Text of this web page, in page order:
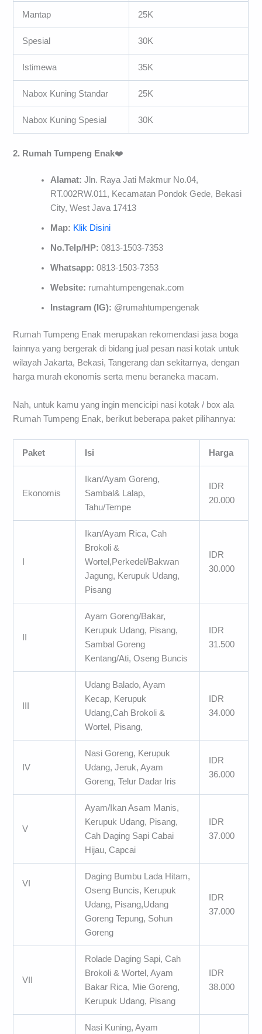
Mantap 25K
Spesial 30K
Istimewa 35K
Nabox Kuning Standar 25K
Nabox Kuning Spesial 30K
2. Rumah Tumpeng Enak❤️
Alamat:Jln. Raya Jati Makmur No.04,
RT.002RW.011, Kecamatan Pondok Gede, Bekasi
City, West Java 17413
Map: Klik Disini
No.Telp/HP:0813-1503-7353
Whatsapp:0813-1503-7353
Website: rumahtumpengenak.com
Instagram (IG): @rumahtumpengenak
Rumah Tumpeng Enak merupakan rekomendasi jasa boga
lainnya yang bergerak di bidang jual pesan nasi kotak untuk
wilayah Jakarta, Bekasi, Tangerang dan sekitarnya, dengan
harga murah ekonomis serta menu beraneka macam.
Nah, untuk kamu yang ingin mencicipi nasi kotak / box ala
Rumah Tumpeng Enak, berikut beberapa paket pilihannya:
Paket Isi Harga
Ekonomis
Ikan/Ayam Goreng,
Sambal& Lalap,
Tahu/Tempe
IDR
20.000
Ikan/Ayam Rica, Cah
Brokoli &
Wortel,Perkedel/Bakwan
Jagung, Kerupuk Udang,
Pisang
IDR
30.000
Ayam Goreng/Bakar,
Kerupuk Udang, Pisang,
Sambal Goreng
Kentang/Ati, Oseng Buncis
IDR
31.500
Udang Balado, Ayam
Kecap, Kerupuk
Udang,Cah Brokoli &
Wortel, Pisang,
IDR
34.000
IV
Nasi Goreng, Kerupuk
Udang, Jeruk, Ayam
Goreng, Telur Dadar Iris
IDR
36.000
V
Ayam/Ikan Asam Manis,
Kerupuk Udang, Pisang,
Cah Daging Sapi Cabai
Hijau, Capcai
IDR
37.000
VI
Daging Bumbu Lada Hitam,
Oseng Buncis, Kerupuk
Udang, Pisang,Udang
Goreng Tepung, Sohun
Goreng
IDR
37.000
VII
Rolade Daging Sapi, Cah
Brokoli & Wortel, Ayam
Bakar Rica, Mie Goreng,
Kerupuk Udang, Pisang
IDR
38.000
Nasi Kuning, Ayam